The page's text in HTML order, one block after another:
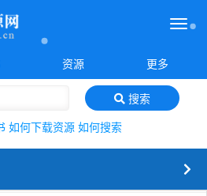
菜
资源 更多
搜索
如何下载资源 如何搜索